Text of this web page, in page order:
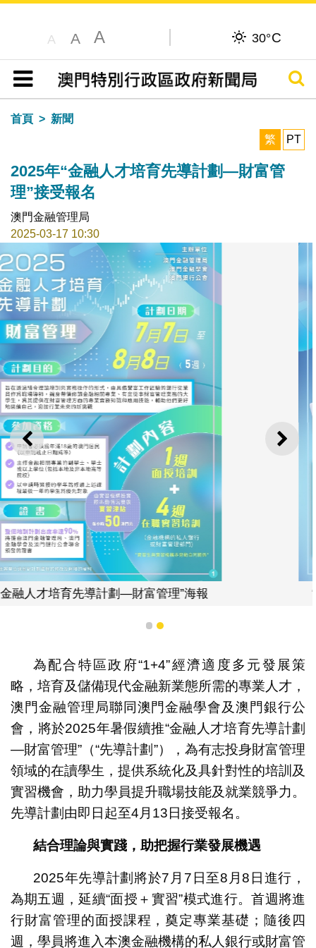
A A A 30°C
目錄
搜尋
首頁
新聞
繁
PT
2025年“金融人才培育先導計劃—財富管
理”接受報名
澳門金融管理局
2025-03-17 10:30
上一則 下一
“金融人才培育先導計劃—財富管理”海報
1 2
為配合特區政府“1+4”經濟適度多元發展策
略，培育及儲備現代金融新業態所需的專業人才，
澳門金融管理局聯同澳門金融學會及澳門銀行公
會，將於2025年暑假續推“金融人才培育先導計劃
—財富管理”（“先導計劃”），為有志投身財富管理
領域的在讀學生，提供系統化及具針對性的培訓及
實習機會，助力學員提升職場技能及就業競爭力。
先導計劃由即日起至4月13日接受報名。
結合理論與實踐，助把握行業發展機遇
2025年先導計劃將於7月7日至8月8日進行，
為期五週，延續“面授＋實習”模式進行。首週將進
行財富管理的面授課程，奠定專業基礎；隨後四
週，學員將進入本澳金融機構的私人銀行或財富管